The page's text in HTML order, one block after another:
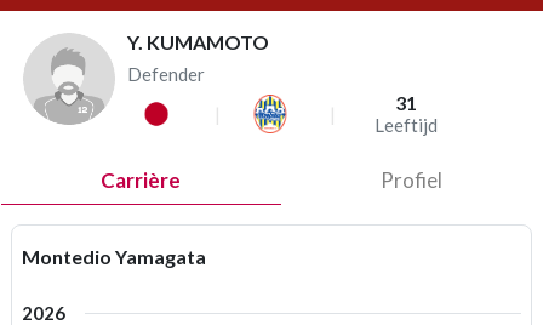
Y. KUMAMOTO
Defender
31
Leeftijd
Carrière Profiel
Montedio Yamagata
2026